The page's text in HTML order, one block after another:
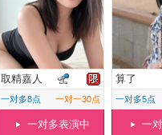
取精嘉人
一对多8点 一对一30点
一对多表演中
算了
一对多5点
一